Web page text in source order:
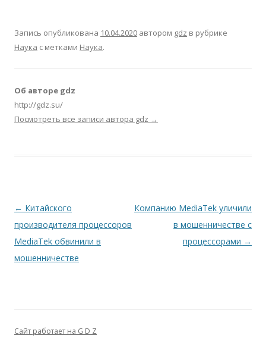
Запись опубликована 10.04.2020 автором gdz в рубрике
Наука с метками Наука.
Об авторе gdz
http://gdz.su/
Посмотреть все записи автора gdz →
Навигация по записям
← Китайского
производителя процессоров
MediaTek обвинили в
мошенничестве
Компанию MediaTek уличили
в мошенничестве с
процессорами →
Сайт работает на G D Z